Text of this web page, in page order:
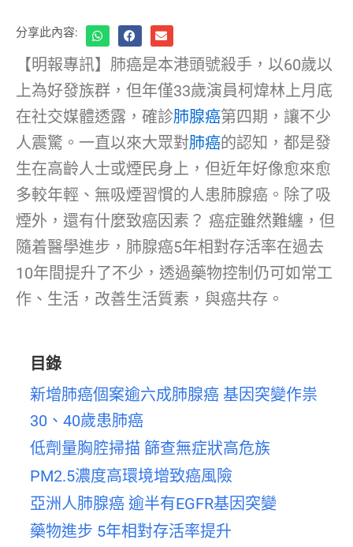
分享此內容:
【明報專訊】肺癌是本港頭號殺手，以60歲以
上為好發族群，但年僅33歲演員柯煒林上月底
在社交媒體透露，確診肺腺癌第四期，讓不少
人震驚。一直以來大眾對肺癌的認知，都是發
生在高齡人士或煙民身上，但近年好像愈來愈
多較年輕、無吸煙習慣的人患肺腺癌。除了吸
煙外，還有什麼致癌因素？ 癌症雖然難纏，但
隨着醫學進步，肺腺癌5年相對存活率在過去
10年間提升了不少，透過藥物控制仍可如常工
作、生活，改善生活質素，與癌共存。
目錄
新增肺癌個案逾六成肺腺癌 基因突變作祟
30、40歲患肺癌
低劑量胸腔掃描 篩查無症狀高危族
PM2.5濃度高環境增致癌風險
亞洲人肺腺癌 逾半有EGFR基因突變
藥物進步 5年相對存活率提升